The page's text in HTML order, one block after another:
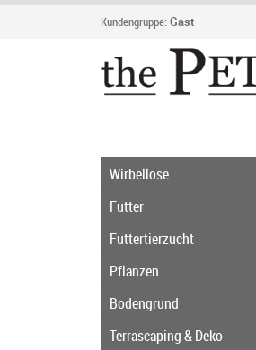
Kundengruppe: Gast
Wirbellose
Futter
Futtertierzucht
Pflanzen
Bodengrund
Terrascaping & Deko